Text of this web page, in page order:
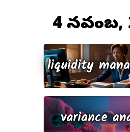
4 నవంబర్,
liquidity
variance